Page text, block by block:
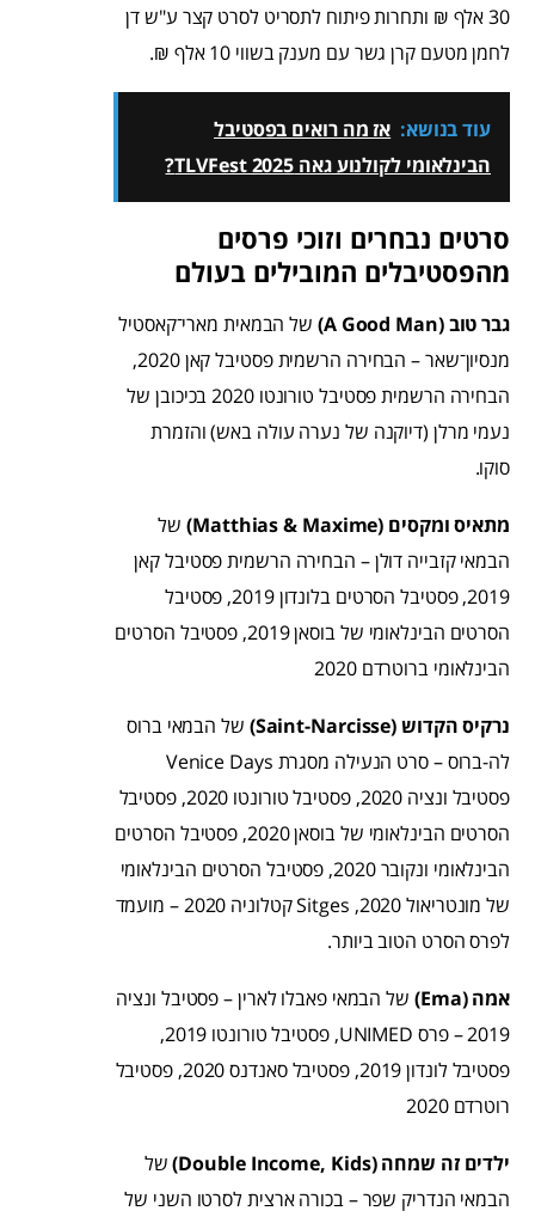
30 אלף ₪ ותחרות פיתוח לתסריט לסרט קצר ע"ש דן
לחמן מטעם קרן גשר עם מענק בשווי 10 אלף ₪.
עוד בנושא: אז מה רואים בפסטיבל
הבינלאומי לקולנוע גאה TLVFest 2025?
סרטים נבחרים וזוכי פרסים
מהפסטיבלים המובילים בעולם
גבר טוב (A Good Man)
של הבמאית מארי־קאסטיל
מנסיון־שאר – הבחירה הרשמית פסטיבל קאן 2020,
הבחירה הרשמית פסטיבל טורונטו 2020 בכיכובן של
נעמי מרלן (דיוקנה של נערה עולה באש) והזמרת
סוקו.
מתאיס ומקסים (Matthias & Maxime)
של
הבמאי קזבייה דולן – הבחירה הרשמית פסטיבל קאן
2019, פסטיבל הסרטים בלונדון 2019, פסטיבל
הסרטים הבינלאומי של בוסאן 2019, פסטיבל הסרטים
הבינלאומי ברוטרדם 2020
נרקיס הקדוש (Saint-Narcisse)
של הבמאי ברוס
לה-ברוס – סרט הנעילה מסגרת Venice Days
פסטיבל ונציה 2020, פסטיבל טורונטו 2020, פסטיבל
הסרטים הבינלאומי של בוסאן 2020, פסטיבל הסרטים
הבינלאומי ונקובר 2020, פסטיבל הסרטים הבינלאומי
של מונטריאול 2020, Sitges קטלוניה 2020 – מועמד
לפרס הסרט הטוב ביותר.
אמה (Ema)
של הבמאי פאבלו לארין – פסטיבל ונציה
2019 – פרס UNIMED, פסטיבל טורונטו 2019,
פסטיבל לונדון 2019, פסטיבל סאנדנס 2020, פסטיבל
רוטרדם 2020
ילדים זה שמחה (Double Income, Kids)
של
הבמאי הנדריק שפר – בכורה ארצית לסרטו השני של